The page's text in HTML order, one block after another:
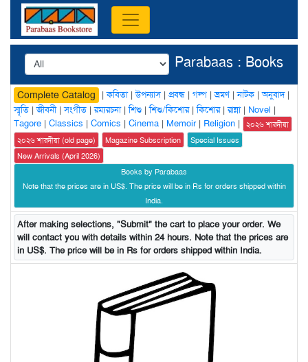
Parabaas : Books
Complete Catalog |কবিতা|উপন্যাস| প্রবন্ধ | গল্প |ভ্রমণ|নাটক |অনুবাদ|
স্মৃতি |জীবনী|সংগীত |রম্যরচনা|শিশু |শিশু/কিশোর|কিশোর|রান্না| Novel |
Tagore | Classics | Comics | Cinema | Memoir| Religion |
২০২৬ শারদীয়া
২০২৬ শারদীয়া (old page)
Magazine Subscription
Special Issues
New Arrivals (April 2026)
Books by Parabaas
Note that the prices are in US$. The price will be in Rs for orders shipped within
India.
After making selections, "Submit" the cart to place your order. We
will contact you with details within 24 hours. Note that the prices are
in US$. The price will be in Rs for orders shipped within India.